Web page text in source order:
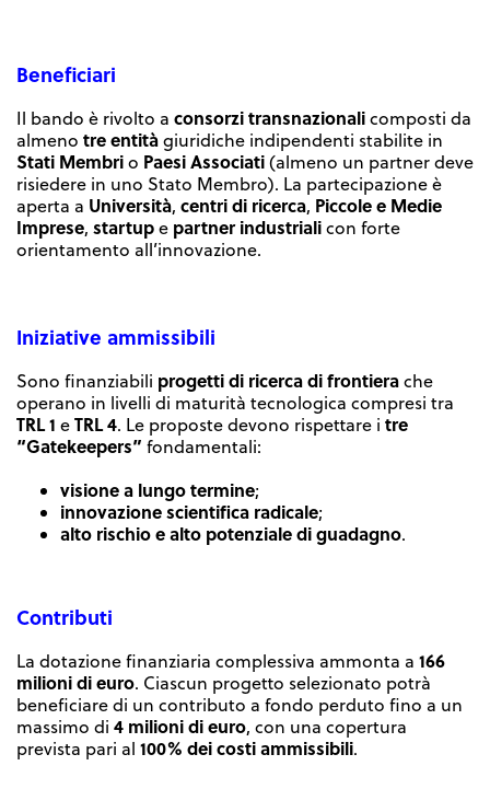
Beneficiari
Il bando è rivolto a consorzi transnazionalicomposti da
almeno tre entitàgiuridiche indipendenti stabilite in
Stati Membrio Paesi Associati(almeno un partner deve
risiedere in uno Stato Membro). La partecipazione è
aperta a Università, centri di ricerca, Piccole e Medie
Imprese, startupe partner industrialicon forte
orientamento all’innovazione.
Iniziative ammissibili
Sono finanziabili progetti di ricerca di frontierache
operano in livelli di maturità tecnologica compresi tra
TRL 1 eTRL 4. Le proposte devono rispettare i tre
“Gatekeepers” fondamentali:
visione a lungo termine;
innovazione scientifica radicale;
alto rischio e alto potenziale di guadagno.
Contributi
La dotazione finanziaria complessiva ammonta a 166
milioni di euro. Ciascun progetto selezionato potrà
beneficiare di un contributo a fondo perduto fino a un
massimo di 4 milioni di euro, con una copertura
prevista pari al 100% dei costi ammissibili.